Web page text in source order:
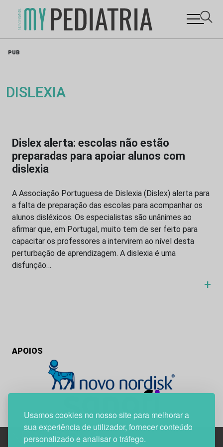
Usamos cookies no nosso site para melhorar a
sua experiência de utilizador, fornecer conteúdo
personalizado e analisar o tráfego.
PUB
DISLEXIA
Dislex alerta: escolas não estão
preparadas para apoiar alunos com
dislexia
A Associação Portuguesa de Dislexia (Dislex) alerta para
a falta de preparação das escolas para acompanhar os
alunos disléxicos. Os especialistas são unânimes ao
afirmar que, em Portugal, muito tem de ser feito para
capacitar os professores a intervirem ao nível desta
perturbação de aprendizagem. A dislexia é uma
disfunção…
+
APOIOS